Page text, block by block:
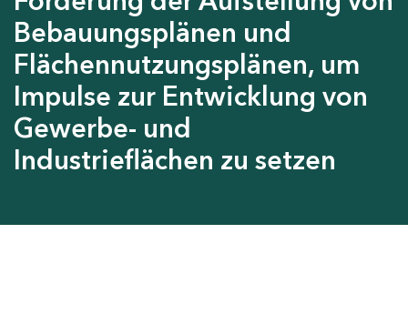
Bebauungsplänen und
Flächennutzungsplänen, um
Impulse zur Entwicklung von
Gewerbe- und
Industrieflächen zu setzen